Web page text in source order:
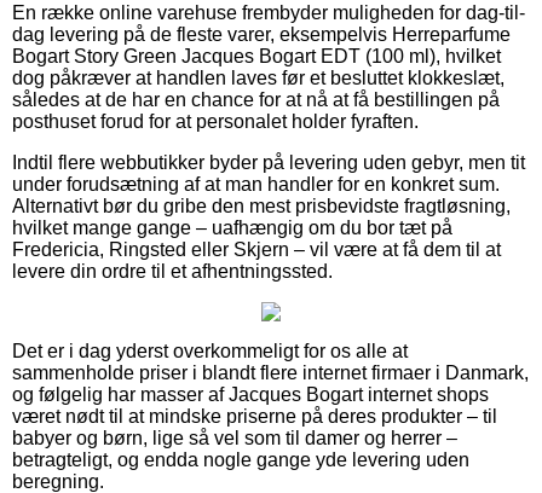
En række online varehuse frembyder muligheden for dag-til-
dag levering på de fleste varer, eksempelvis Herreparfume
Bogart Story Green Jacques Bogart EDT (100 ml), hvilket
dog påkræver at handlen laves før et besluttet klokkeslæt,
således at de har en chance for at nå at få bestillingen på
posthuset forud for at personalet holder fyraften.
Indtil flere webbutikker byder på levering uden gebyr, men tit
under forudsætning af at man handler for en konkret sum.
Alternativt bør du gribe den mest prisbevidste fragtløsning,
hvilket mange gange – uafhængig om du bor tæt på
Fredericia, Ringsted eller Skjern – vil være at få dem til at
levere din ordre til et afhentningssted.
Det er i dag yderst overkommeligt for os alle at
sammenholde priser i blandt flere internet firmaer i Danmark,
og følgelig har masser af Jacques Bogart internet shops
været nødt til at mindske priserne på deres produkter – til
babyer og børn, lige så vel som til damer og herrer –
betragteligt, og endda nogle gange yde levering uden
beregning.